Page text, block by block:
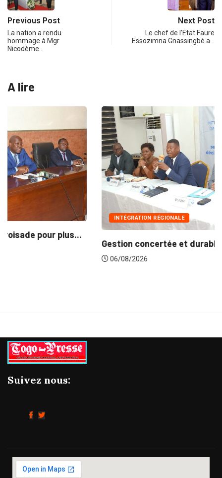
Previous Post
La nation a rendu
hommage à Mgr
Nicodème…
Next Post
Le chef de l’Etat Faure
Essozimna Gnassingbé a…
A lire
INTÉGRATION RÉGIONALE
Gestion concertée et durable du Bassin du...
Suivez nous: